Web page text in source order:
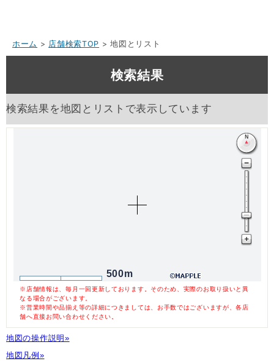
ホーム > 店舗検索TOP > 地図とリスト
検索結果
検索結果を地図とリストで表示しています
500m
※店舗情報は、毎月一回更新しております。そのため、実際のお取り扱いと異
なる場合がございます。
※営業時間や品揃え等の詳細につきましては、お手数ではございますが、各店
舗へ直接お問い合わせください。
地図の操作説明»
地図凡例»